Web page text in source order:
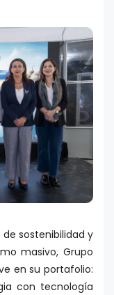
sostenibilidad y
masivo, Grupo
en su portafolio:
con tecnología